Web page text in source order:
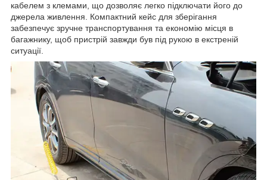
кабелем з клемами, що дозволяє легко підключати його до
джерела живлення. Компактний кейс для зберігання
забезпечує зручне транспортування та економію місця в
багажнику, щоб пристрій завжди був під рукою в екстреній
ситуації.